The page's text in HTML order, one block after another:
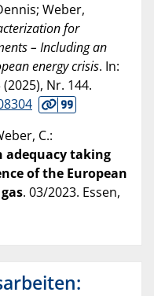
Weber,
for
– Including an
energy crisis. In:
(2025), Nr. 144.
C.:
adequacy taking
of the European
. 03/2023. Essen,